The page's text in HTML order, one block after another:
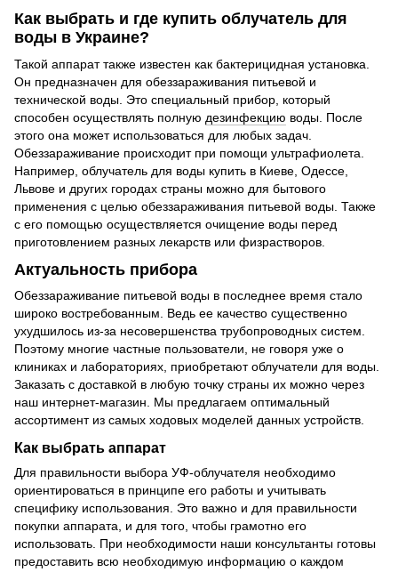
Как выбрать и где купить облучатель для
воды в Украине?
Такой аппарат также известен как бактерицидная установка.
Он предназначен для обеззараживания питьевой и
технической воды. Это специальный прибор, который
способен осуществлять полную дезинфекцию воды. После
этого она может использоваться для любых задач.
Обеззараживание происходит при помощи ультрафиолета.
Например, облучатель для воды купить в Киеве, Одессе,
Львове и других городах страны можно для бытового
применения с целью обеззараживания питьевой воды. Также
с его помощью осуществляется очищение воды перед
приготовлением разных лекарств или физрастворов.
Актуальность прибора
Обеззараживание питьевой воды в последнее время стало
широко востребованным. Ведь ее качество существенно
ухудшилось из-за несовершенства трубопроводных систем.
Поэтому многие частные пользователи, не говоря уже о
клиниках и лабораториях, приобретают облучатели для воды.
Заказать с доставкой в любую точку страны их можно через
наш интернет-магазин. Мы предлагаем оптимальный
ассортимент из самых ходовых моделей данных устройств.
Как выбрать аппарат
Для правильности выбора УФ-облучателя необходимо
ориентироваться в принципе его работы и учитывать
специфику использования. Это важно и для правильности
покупки аппарата, и для того, чтобы грамотно его
использовать. При необходимости наши консультанты готовы
предоставить всю необходимую информацию о каждом